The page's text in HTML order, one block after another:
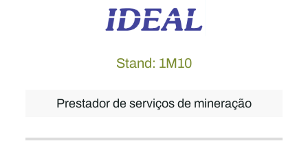
Stand: 1M10
Prestador de serviços de mineração